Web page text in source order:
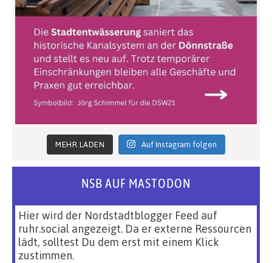
MEHR LADEN Auf Instagram folgen
NSB AUF MASTODON
Hier wird der Nordstadtblogger Feed auf
ruhr.social angezeigt. Da er externe Ressourcen
lädt, solltest Du dem erst mit einem Klick
zustimmen.